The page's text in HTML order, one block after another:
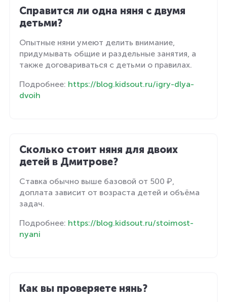
Справится ли одна няня с двумя
детьми?
Опытные няни умеют делить внимание,
придумывать общие и раздельные занятия, а
также договариваться с детьми о правилах.
Подробнее: https://blog.kidsout.ru/igry-dlya-
dvoih
Сколько стоит няня для двоих
детей в Дмитрове?
Ставка обычно выше базовой от 500 ₽,
доплата зависит от возраста детей и объёма
задач.
Подробнее: https://blog.kidsout.ru/stoimost-
nyani
Как вы проверяете нянь?